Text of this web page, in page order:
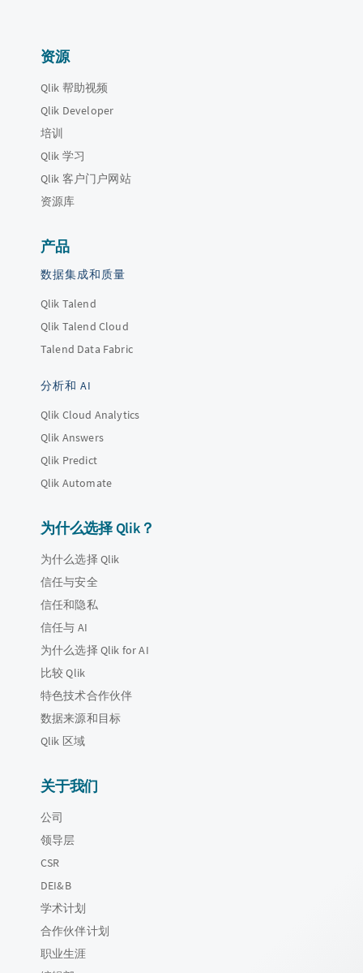
资源
Qlik 帮助视频
Qlik Developer
培训
Qlik 学习
Qlik 客户门户网站
资源库
产品
数据集成和质量
Qlik Talend
Qlik Talend Cloud
Talend Data Fabric
分析和 AI
Qlik Cloud Analytics
Qlik Answers
Qlik Predict
Qlik Automate
为什么选择 Qlik？
为什么选择 Qlik
信任与安全
信任和隐私
信任与 AI
为什么选择 Qlik for AI
比较 Qlik
特色技术合作伙伴
数据来源和目标
Qlik 区域
关于我们
公司
领导层
CSR
DEI&B
学术计划
合作伙伴计划
职业生涯